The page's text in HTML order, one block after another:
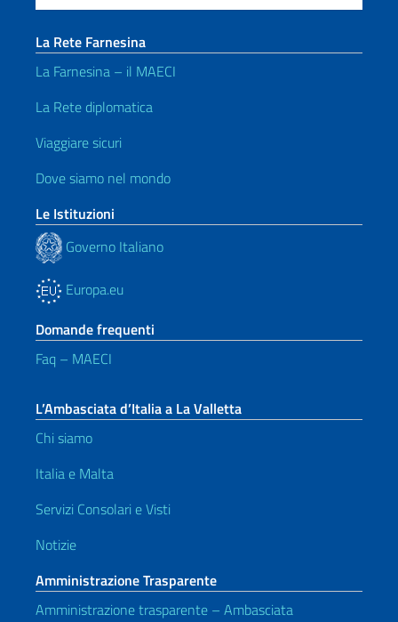
La Rete Farnesina
La Farnesina – il MAECI
La Rete diplomatica
Viaggiare sicuri
Dove siamo nel mondo
Le Istituzioni
Governo Italiano
Europa.eu
Domande frequenti
Faq – MAECI
L’Ambasciata d’Italia a La Valletta
Chi siamo
Italia e Malta
Servizi Consolari e Visti
Notizie
Amministrazione Trasparente
Amministrazione trasparente – Ambasciata